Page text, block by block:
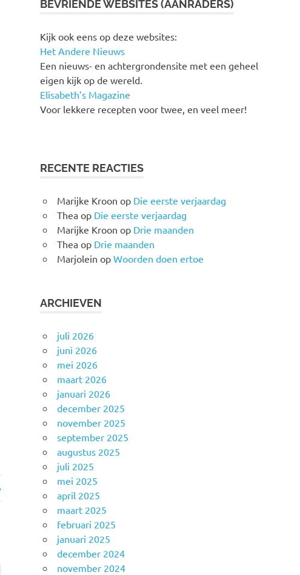
BEVRIENDE WEBSITES (AANRADERS)
Kijk ook eens op deze websites:
Het Andere Nieuws
Een nieuws- en achtergrondensite met een geheel
eigen kijk op de wereld.
Elisabeth’s Magazine
Voor lekkere recepten voor twee, en veel meer!
RECENTE REACTIES
Marijke Kroon op Die eerste verjaardag
Thea op Die eerste verjaardag
Marijke Kroon op Drie maanden
Thea op Drie maanden
Marjolein op Woorden doen ertoe
ARCHIEVEN
juli 2026
juni 2026
mei 2026
maart 2026
januari 2026
december 2025
november 2025
september 2025
augustus 2025
juli 2025
mei 2025
april 2025
maart 2025
februari 2025
januari 2025
december 2024
november 2024